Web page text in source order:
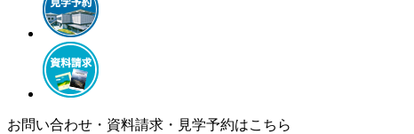
お問い合わせ・資料請求・見学予約はこちら